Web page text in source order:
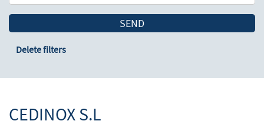
SEND
Delete filters
CEDINOX S.L